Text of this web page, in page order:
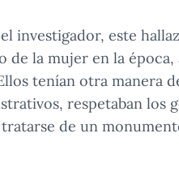
investigador, este
de la mujer en la
tenían otra manera
respetaban los
de un